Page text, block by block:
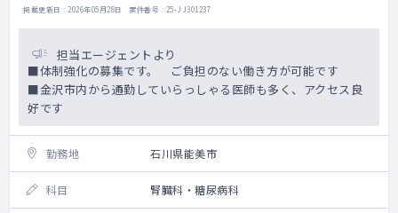
掲載更新日 : 2026年05月28日 案件番号 : 25-JJ301237
担当エージェントより
■体制強化の募集です。 ご負担のない働き方が可能です
■金沢市内から通勤していらっしゃる医師も多く、アクセス良
好です
勤務地 石川県能美市
科目 腎臓科・糖尿病科